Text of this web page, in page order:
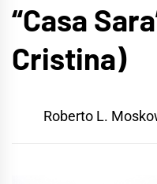
“Casa
Cristina)
Roberto L.